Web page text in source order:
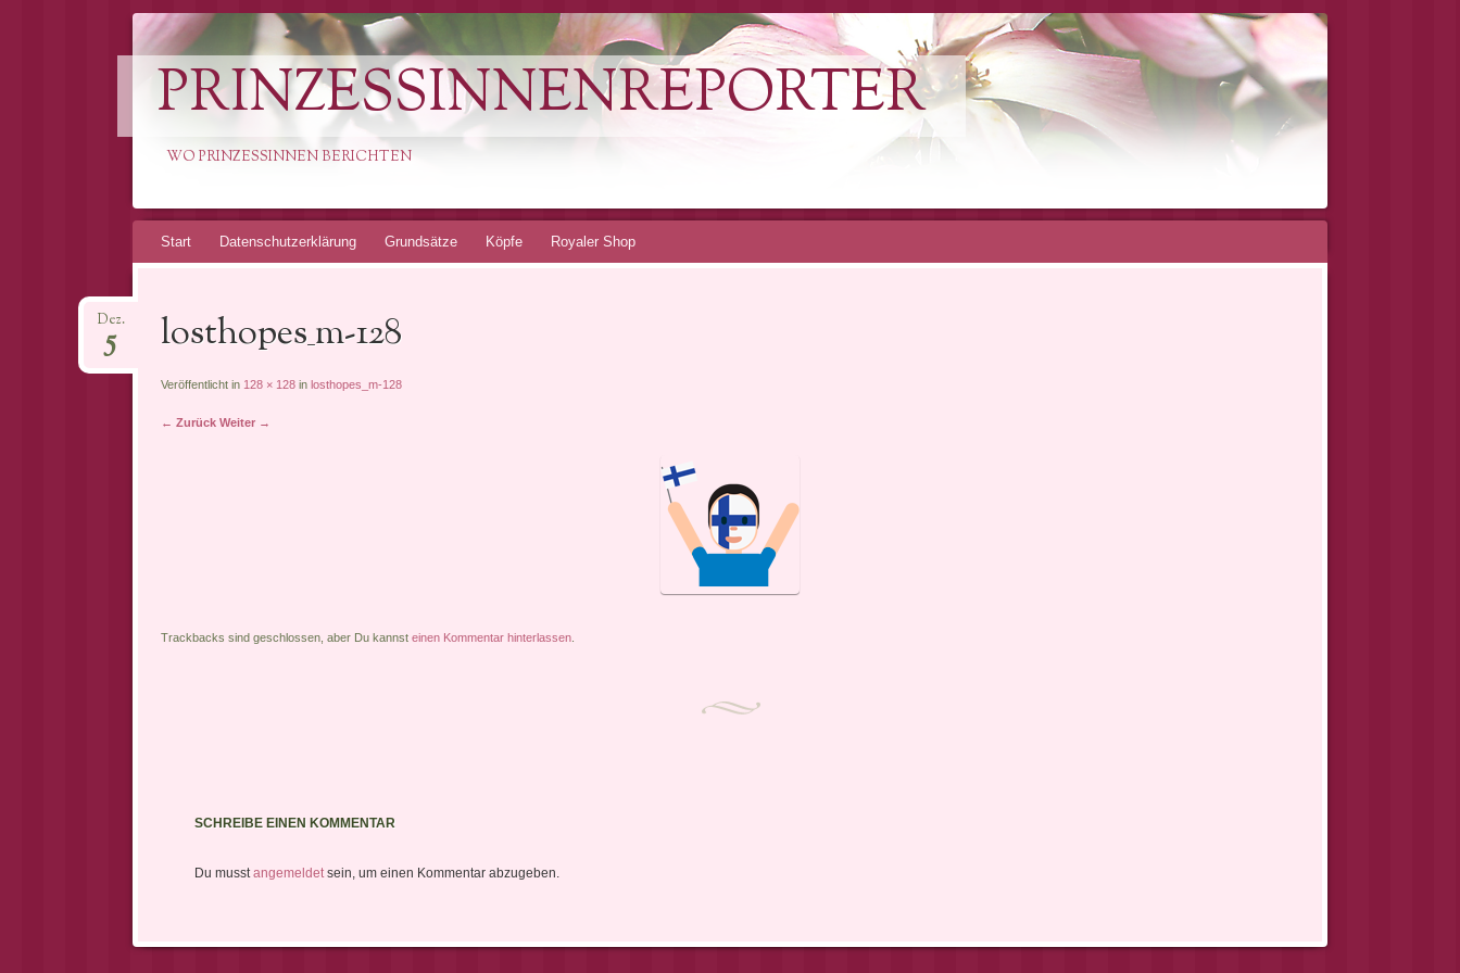
PRINZESSINNENREPORTER
WO PRINZESSINNEN BERICHTEN
Springe
Start Datenschutzerklärung Grundsätze Köpfe Royaler Shop
losthopes_m-128
Dez.
5
Veröffentlicht in 128 × 128in losthopes_m-128
← Zurück Weiter →
Trackbacks sind geschlossen, aber Du kannst einen Kommentar hinterlassen.
SCHREIBE EINEN KOMMENTAR
Du musst angemeldet sein, um einen Kommentar abzugeben.